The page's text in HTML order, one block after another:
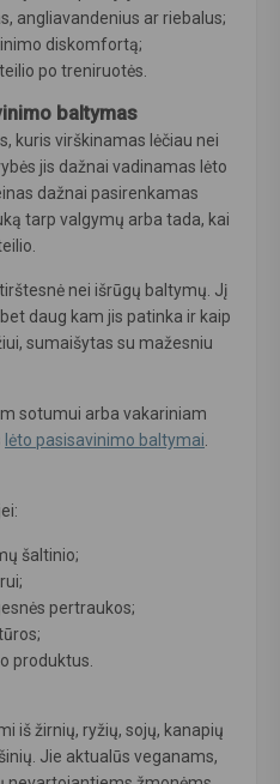
angliavandenius ar riebalus;
diskomfortą;
po treniruotės.
baltymas
kuris virškinamas lėčiau nei
jis dažnai vadinamas lėto
dažnai pasirenkamas
tarp valgymų arba tada, kai
nei išrūgų baltymų. Jį
daug kam jis patinka ir kaip
sumaišytas su mažesniu
sotumui arba vakariniam
lėto pasisavinimo baltymai
šaltinio;
pertraukos;
produktus.
iš žirnių, ryžių, sojų, kanapių
Jie aktualūs veganams,